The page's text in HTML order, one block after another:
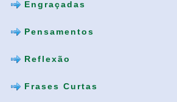
Engraçadas
Pensamentos
Reflexão
Frases Curtas